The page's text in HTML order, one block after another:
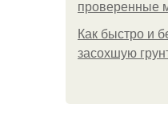
проверенные
Как быстро и
засохшую